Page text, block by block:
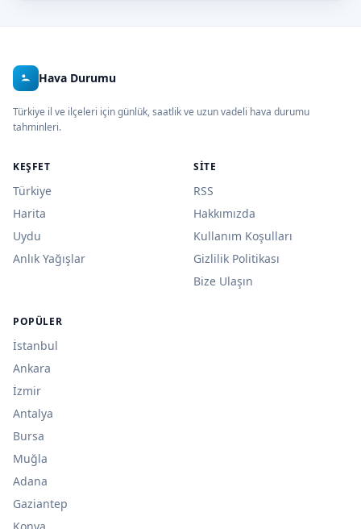
Hava Durumu
Türkiye il ve ilçeleri için günlük, saatlik ve uzun vadeli hava durumu
tahminleri.
KEŞFET
Türkiye
Harita
Uydu
Anlık Yağışlar
SITE
RSS
Hakkımızda
Kullanım Koşulları
Gizlilik Politikası
Bize Ulaşın
POPÜLER
İstanbul
Ankara
İzmir
Antalya
Bursa
Muğla
Adana
Gaziantep